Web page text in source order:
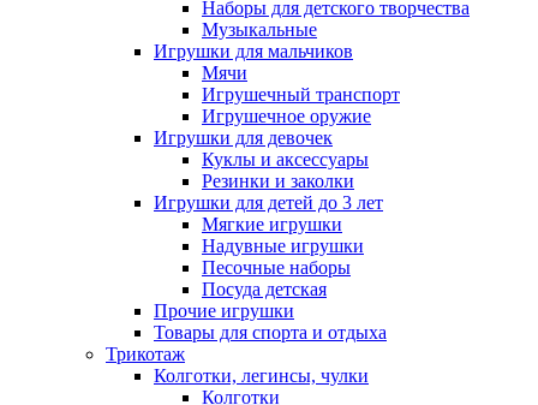
Наборы для детского творчества
Музыкальные
Игрушки для мальчиков
Мячи
Игрушечный транспорт
Игрушечное оружие
Игрушки для девочек
Куклы и аксессуары
Резинки и заколки
Игрушки для детей до 3 лет
Мягкие игрушки
Надувные игрушки
Песочные наборы
Посуда детская
Прочие игрушки
Товары для спорта и отдыха
Трикотаж
Колготки, легинсы, чулки
Колготки